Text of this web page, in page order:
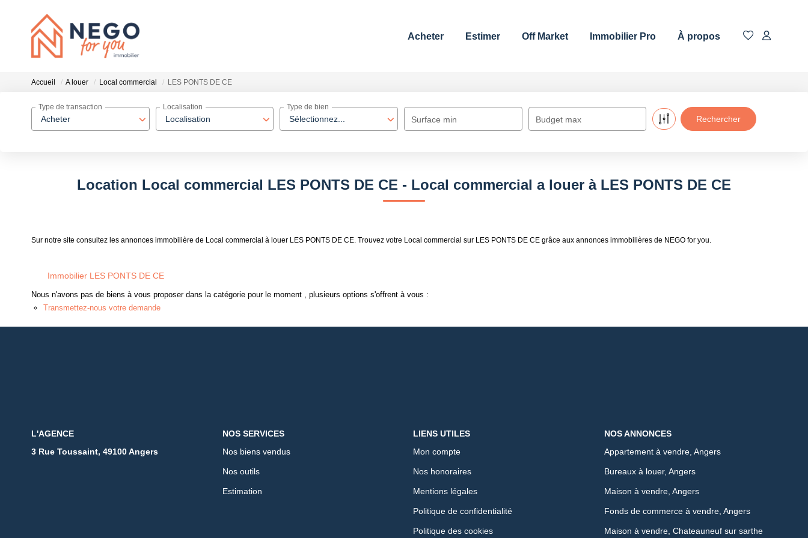
Acheter Estimer Off Market Immobilier Pro À propos
Accueil A louer Local commercial LES PONTS DE CE
Acheter
Type de transaction
Localisation
Localisation
Sélectionnez...
Type de bien
Surface min Budget max
Location Local commercial LES PONTS DE CE - Local commercial a louer à LES PONTS DE CE
Sur notre site consultez les annonces immobilière de Local commercial à louer LES PONTS DE CE. Trouvez votre Local commercial sur LES PONTS DE CE grâce aux annonces immobilières de NEGO for you.
Immobilier LES PONTS DE CE
Nous n'avons pas de biens à vous proposer dans la catégorie pour le moment , plusieurs options s'offrent à vous :
Transmettez-nous votre demande
L'AGENCE
3 Rue Toussaint, 49100 Angers
NOS SERVICES
Nos biens vendus
Nos outils
Estimation
LIENS UTILES
Mon compte
Nos honoraires
Mentions légales
Politique de confidentialité
Politique des cookies
NOS ANNONCES
Appartement à vendre, Angers
Bureaux à louer, Angers
Maison à vendre, Angers
Fonds de commerce à vendre, Angers
Maison à vendre, Chateauneuf sur sarthe